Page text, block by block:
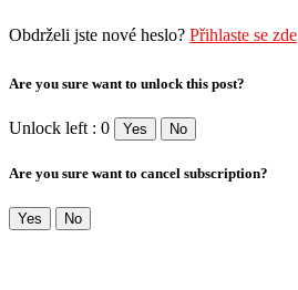
Obdrželi jste nové heslo? Přihlaste se zde
Are you sure want to unlock this post?
Unlock left : 0 Yes No
Are you sure want to cancel subscription?
Yes No